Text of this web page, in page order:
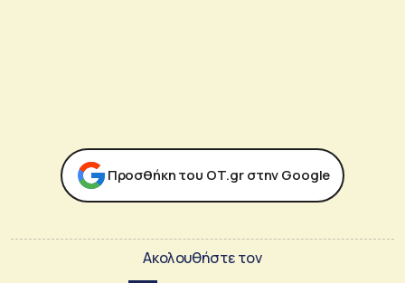
Προσθήκη του ΟΤ.gr στην Google
Ακολουθήστε τον